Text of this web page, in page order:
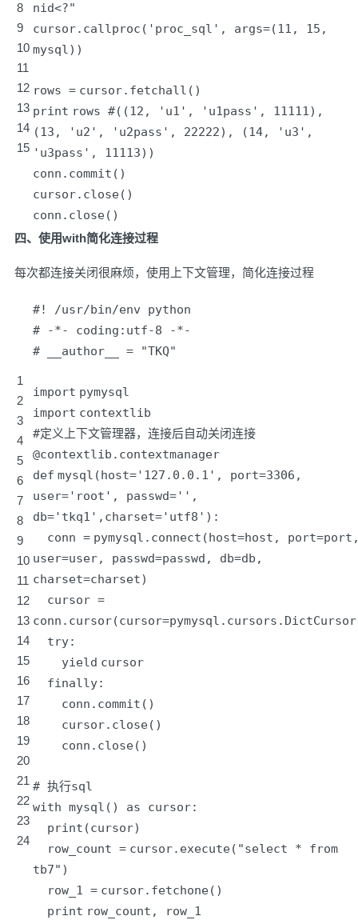
8
9
10
11
12
13
14
15
nid<?"
cursor.callproc( 'proc_sql' , args=(11 , 15 ,
mysql))
rows = cursor.fetchall()
print rows #((12, 'u1', 'u1pass', 11111),
(13, 'u2', 'u2pass', 22222), (14, 'u3',
'u3pass', 11113))
conn.commit()
cursor.close()
conn.close()
四、使用with简化连接过程
每次都连接关闭很麻烦，使用上下文管理，简化连接过程
1
2
3
4
5
6
7
8
9
10
11
12
13
14
15
16
17
18
19
20
21
22
23
24
#! /usr/bin/env python
# -*- coding:utf-8 -*-
# __author__ = "TKQ"
import pymysql
import contextlib
#定义上下文管理器，连接后自动关闭连接
@contextlib .contextmanager
def mysql(host='127.0.0.1' , port=3306 ,
user='root' , passwd=' ',
db=' tkq1 ',charset=' utf8'):
conn = pymysql.connect(host=host, port=
user=user, passwd=passwd, db=db,
charset=charset)
cursor =
conn.cursor(cursor=
try:
yield cursor
finally:
conn.commit()
cursor.close()
conn.close()
# 执行sql
with mysql() as cursor:
print (cursor)
row_count = cursor.execute( "select * from
tb7" )
row_1 = cursor.fetchone()
print row_count, row_1